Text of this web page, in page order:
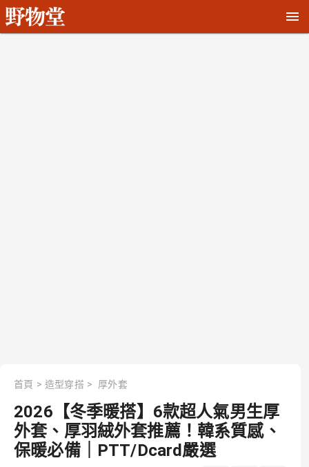
首頁 > 造型穿搭 > 厚外套
2026【冬季暖搭】6款超人氣男生厚
外套、厚羽絨外套推薦！韓系質感、
保暖必備｜PTT/Dcard嚴選